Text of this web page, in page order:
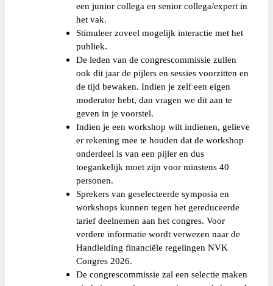
een junior collega en senior collega/expert in
het vak.
Stimuleer zoveel mogelijk interactie met het
publiek.
De leden van de congrescommissie zullen
ook dit jaar de pijlers en sessies voorzitten en
de tijd bewaken. Indien je zelf een eigen
moderator hebt, dan vragen we dit aan te
geven in je voorstel.
Indien je een workshop wilt indienen, gelieve
er rekening mee te houden dat de workshop
onderdeel is van een pijler en dus
toegankelijk moet zijn voor minstens 40
personen.
Sprekers van geselecteerde symposia en
workshops kunnen tegen het gereduceerde
tarief deelnemen aan het congres. Voor
verdere informatie wordt verwezen naar de
Handleiding financiële regelingen NVK
Congres 2026.
De congrescommissie zal een selectie maken